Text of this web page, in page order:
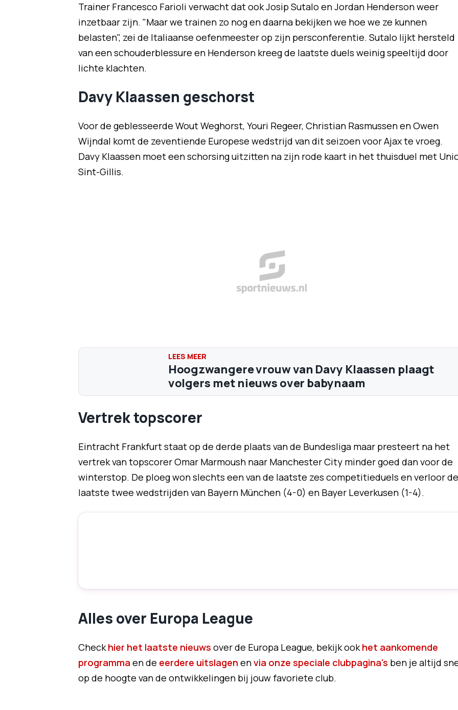
Trainer Francesco Farioli verwacht dat ook Josip Sutalo en Jordan Henderson weer
inzetbaar zijn. "Maar we trainen zo nog en daarna bekijken we hoe we ze kunnen
belasten", zei de Italiaanse oefenmeester op zijn persconferentie. Sutalo lijkt hersteld
van een schouderblessure en Henderson kreeg de laatste duels weinig speeltijd door
lichte klachten.
Davy Klaassen geschorst
Voor de geblesseerde Wout Weghorst, Youri Regeer, Christian Rasmussen en Owen
Wijndal komt de zeventiende Europese wedstrijd van dit seizoen voor Ajax te vroeg.
Davy Klaassen moet een schorsing uitzitten na zijn rode kaart in het thuisduel met
Sint-Gillis.
Hoogzwangere vrouw van Davy Klaassen plaagt
volgers met nieuws over babynaam
Vertrek topscorer
Eintracht Frankfurt staat op de derde plaats van de Bundesliga maar presteert na het
vertrek van topscorer Omar Marmoush naar Manchester City minder goed dan voor de
winterstop. De ploeg won slechts een van de laatste zes competitieduels en verloor de
laatste twee wedstrijden van Bayern München (4-0) en Bayer Leverkusen (1-4).
Alles over Europa League
Checkhier het laatste nieuws over de Europa League, bekijk ookhet aankomende
programma en de eerdere uitslagen envia onze speciale clubpagina's ben je altijd
op de hoogte van de ontwikkelingen bij jouw favoriete club.